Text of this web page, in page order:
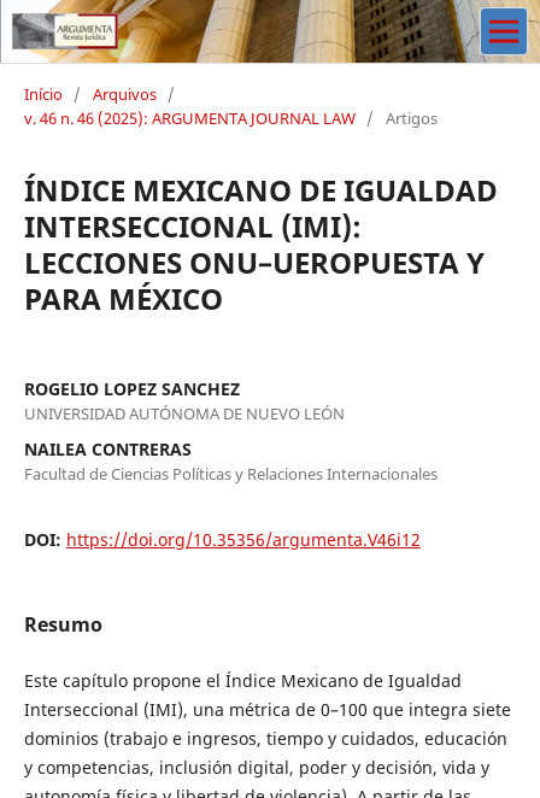
Início / Arquivos /
v. 46 n. 46 (2025): ARGUMENTA JOURNAL LAW / Artigos
ÍNDICE MEXICANO DE IGUALDAD
INTERSECCIONAL (IMI):
LECCIONES ONU–UEROPUESTA Y
PARA MÉXICO
ROGELIO LOPEZ SANCHEZ
UNIVERSIDAD AUTÓNOMA DE NUEVO LEÓN
NAILEA CONTRERAS
Facultad de Ciencias Políticas y Relaciones Internacionales
DOI: https://doi.org/10.35356/argumenta.V46i12
Resumo
Este capítulo propone el Índice Mexicano de Igualdad
Interseccional (IMI), una métrica de 0–100 que integra siete
dominios (trabajo e ingresos, tiempo y cuidados, educación
y competencias, inclusión digital, poder y decisión, vida y